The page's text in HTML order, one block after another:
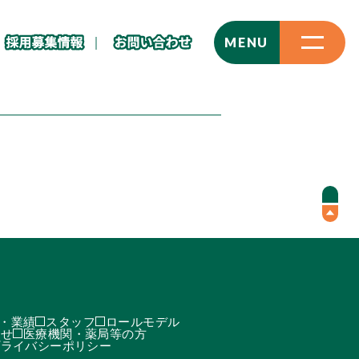
MENU
CLOSE
業績 スタッフ
ロールモデル
医療機関・薬局等の方
イバシーポリシー